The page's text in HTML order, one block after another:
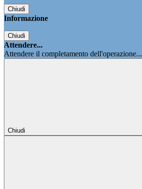
Chiudi
Informazione
Chiudi
Attendere...
Attendere il completamento dell'operazione...
Chiudi